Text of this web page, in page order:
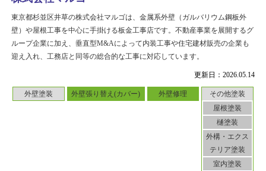
更新日：2026.05.14
外壁塗装 外壁張り替え(カバー) 外壁修理
その他塗装
屋根塗装
樋塗装
外構・エクス
テリア塗装
室内塗装
東京都杉並区井草の株式会社マルゴは、金属系外壁（ガルバリウム鋼板外
壁）や屋根工事を中心に手掛ける板金工事店です。不動産事業を展開するグ
ループ企業に加え、垂直型M&Aによって内装工事や住宅建材販売の企業も
迎え入れ、工務店と同等の総合的な工事に対応しています。